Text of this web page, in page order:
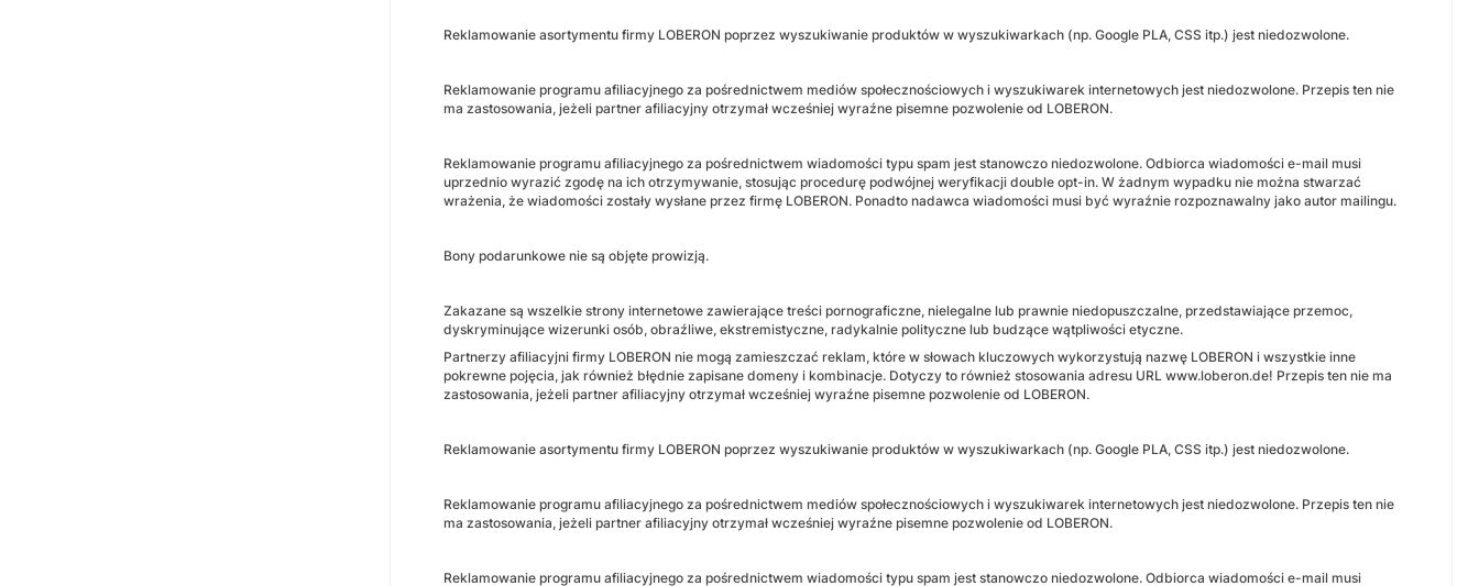
Reklamowanie asortymentu firmy LOBERON poprzez wyszukiwanie produktów w wyszukiwarkach (np. Google PLA, CSS itp.) jest niedozwolone.
Reklamowanie programu afiliacyjnego za pośrednictwem mediów społecznościowych i wyszukiwarek internetowych jest niedozwolone. Przepis ten nie
ma zastosowania, jeżeli partner afiliacyjny otrzymał wcześniej wyraźne pisemne pozwolenie od LOBERON.
Reklamowanie programu afiliacyjnego za pośrednictwem wiadomości typu spam jest stanowczo niedozwolone. Odbiorca wiadomości e-mail musi
uprzednio wyrazić zgodę na ich otrzymywanie, stosując procedurę podwójnej weryfikacji double opt-in. W żadnym wypadku nie można stwarzać
wrażenia, że wiadomości zostały wysłane przez firmę LOBERON. Ponadto nadawca wiadomości musi być wyraźnie rozpoznawalny jako autor mailingu.
Bony podarunkowe nie są objęte prowizją.
Zakazane są wszelkie strony internetowe zawierające treści pornograficzne, nielegalne lub prawnie niedopuszczalne, przedstawiające przemoc,
dyskryminujące wizerunki osób, obraźliwe, ekstremistyczne, radykalnie polityczne lub budzące wątpliwości etyczne.
Partnerzy afiliacyjni firmy LOBERON nie mogą zamieszczać reklam, które w słowach kluczowych wykorzystują nazwę LOBERON i wszystkie inne
pokrewne pojęcia, jak również błędnie zapisane domeny i kombinacje. Dotyczy to również stosowania adresu URL www.loberon.de! Przepis ten nie ma
zastosowania, jeżeli partner afiliacyjny otrzymał wcześniej wyraźne pisemne pozwolenie od LOBERON.
Reklamowanie asortymentu firmy LOBERON poprzez wyszukiwanie produktów w wyszukiwarkach (np. Google PLA, CSS itp.) jest niedozwolone.
Reklamowanie programu afiliacyjnego za pośrednictwem mediów społecznościowych i wyszukiwarek internetowych jest niedozwolone. Przepis ten nie
ma zastosowania, jeżeli partner afiliacyjny otrzymał wcześniej wyraźne pisemne pozwolenie od LOBERON.
Reklamowanie programu afiliacyjnego za pośrednictwem wiadomości typu spam jest stanowczo niedozwolone. Odbiorca wiadomości e-mail musi